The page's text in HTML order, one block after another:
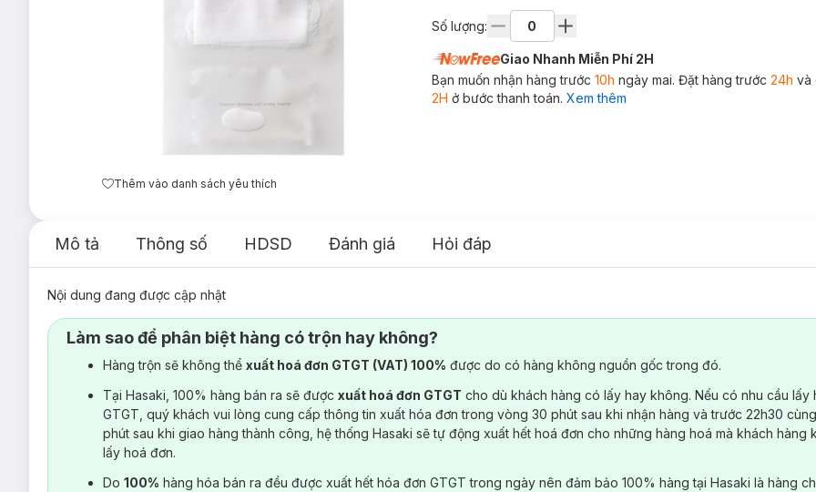
Thêm vào danh sách yêu thích
Số lượng:
Giao Nhanh Miễn Phí 2H
Bạn muốn nhận hàng trước 10h ngày mai. Đặt hàng trước 24h và
2H ở bước thanh toán. Xem thêm
Mô tả Thông số HDSD Đánh giá Hỏi đáp
Nội dung đang được cập nhật
Làm sao để phân biệt hàng có trộn hay không?
Hàng trộn sẽ không thể xuất hoá đơn GTGT (VAT) 100% được do có hàng không nguồn gốc trong đó.
Tại Hasaki, 100% hàng bán ra sẽ được xuất hoá đơn GTGT cho dù khách hàng có lấy hay không. Nếu có nhu cầu lấy
GTGT, quý khách vui lòng cung cấp thông tin xuất hóa đơn trong vòng 30 phút sau khi nhận hàng và trước 22h30
phút sau khi giao hàng thành công, hệ thống Hasaki sẽ tự động xuất hết hoá đơn cho những hàng hoá mà khách hàng
lấy hoá đơn.
Do 100% hàng hóa bán ra đều được xuất hết hóa đơn GTGT trong ngày nên đảm bảo 100% hàng tại Hasaki là hàng